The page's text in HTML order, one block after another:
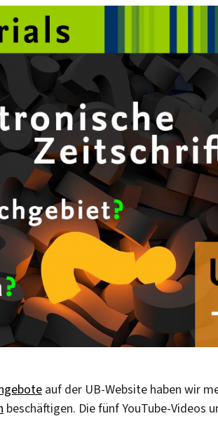
auf der UB-Website haben wir
beschäftigen. Die fünf YouTube-Videos